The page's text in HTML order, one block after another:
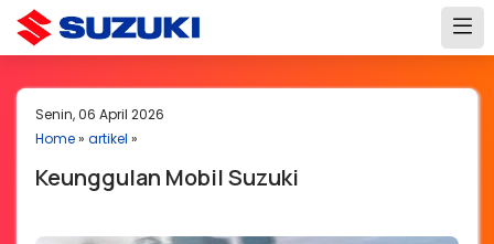
Senin, 06 April 2026
Home» artikel »
Keunggulan Mobil Suzuki